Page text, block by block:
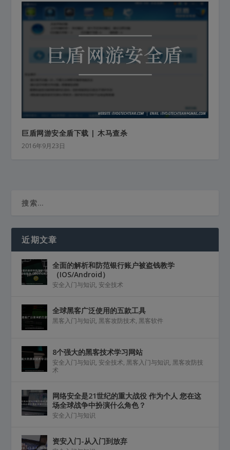
巨盾网游安全盾下载 | 木马查杀
2016年9月23日
近期文章
全面的解析和防范银行账户被盗钱教学
（IOS/Android）
安全入门与知识, 安全技术
全球黑客广泛使用的五款工具
黑客入门与知识, 黑客攻防技术, 黑客软件
8个强大的黑客技术学习网站
安全入门与知识, 安全技术, 黑客入门与知识, 黑客攻防技
术
网络安全是21世纪的重大战役 作为个人 您在这
场全球战争中扮演什么角色？
安全入门与知识
资安入门-从入门到放弃